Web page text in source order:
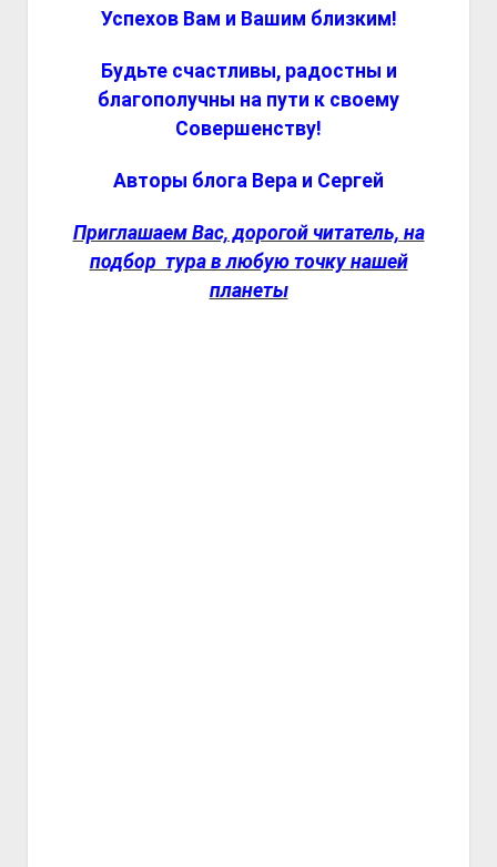
Успехов Вам и Вашим близким!
Будьте счастливы, радостны и
благополучны на пути к своему
Совершенству!
Авторы блога Вера и Сергей
Приглашаем Вас, дорогой читатель, на
подбор тура в любую точку нашей
планеты